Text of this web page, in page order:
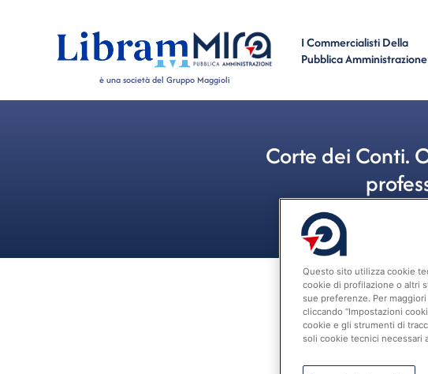
è una società del Gruppo Maggioli
I Commercialisti Della
Pubblica Amministrazione
Corte dei Conti.
Questo sito utilizza cookie
cookie di profilazione o altri
sue preferenze. Per
cliccando “Impostazioni
cookie e gli strumenti di
soli cookie tecnici necessari